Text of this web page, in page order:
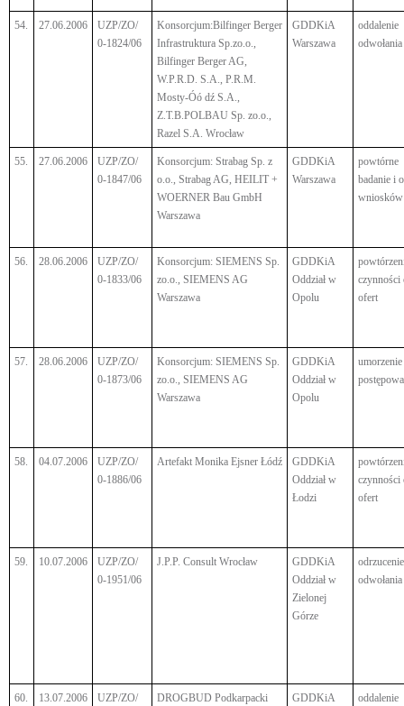
54. 27.06.2006
UZP/ZO/
0-1824/06
Konsorcjum:Bilfinger Berger
Infrastruktura Sp.zo.o.,
Bilfinger Berger AG,
W.P.R.D. S.A., P.R.M.
Mosty-Óó dź S.A.,
Z.T.B.POLBAU Sp. zo.o.,
Razel S.A. Wrocław
GDDKiA
Warszawa
oddalenie
odwołania
55. 27.06.2006
UZP/ZO/
0-1847/06
Konsorcjum: Strabag Sp. z
o.o., Strabag AG, HEILIT +
WOERNER Bau GmbH
Warszawa
GDDKiA
Warszawa
powtórne
badanie i
wniosków
56. 28.06.2006
UZP/ZO/
0-1833/06
Konsorcjum: SIEMENS Sp.
zo.o., SIEMENS AG
Warszawa
GDDKiA
Oddział w
Opolu
czynności
ofert
57. 28.06.2006
UZP/ZO/
0-1873/06
Konsorcjum: SIEMENS Sp.
zo.o., SIEMENS AG
Warszawa
GDDKiA
Oddział w
Opolu
umorzenie
58. 04.07.2006
UZP/ZO/
0-1886/06
Artefakt Monika Ejsner Łódź
GDDKiA
Oddział w
Łodzi
czynności
ofert
59. 10.07.2006
UZP/ZO/
0-1951/06
J.P.P. Consult Wrocław
GDDKiA
Oddział w
Zielonej
Górze
odrzucenie
odwołania
60. 13.07.2006
UZP/ZO/
DROGBUD Podkarpacki
GDDKiA
oddalenie